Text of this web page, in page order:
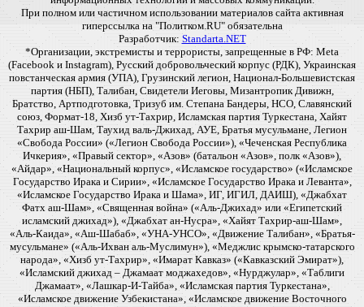
При полном или частичном использовании материалов сайта активная
гиперссылка на "Политком.RU" обязательна
Разработчик: Standarta.NET
*Организации, экстремисты и террористы, запрещенные в РФ: Meta
(Facebook и Instagram), Русский добровольческий корпус (РДК), Украинская
повстанческая армия (УПА), Грузинский легион, Национал-Большевистская
партия (НБП), Талибан, Свидетели Иеговы, Мизантропик Дивижн,
Братство, Артподготовка, Тризуб им. Степана Бандеры, НСО, Славянский
союз, Формат-18, Хизб ут-Тахрир, Исламская партия Туркестана, Хайят
Тахрир аш-Шам, Таухид валь-Джихад, АУЕ, Братья мусульмане, Легион
«Свобода России» («Легион Свобода России»), «Чеченская Республика
Ичкерия», «Правый сектор», «Азов» (батальон «Азов», полк «Азов»),
«Айдар», «Национальный корпус», «Исламское государство» («Исламское
Государство Ирака и Сирии», «Исламское Государство Ирака и Леванта»,
«Исламское Государство Ирака и Шама», ИГ, ИГИЛ, ДАИШ), «Джабхат
Фатх аш-Шам», «Священная война» («Аль-Джихад» или «Египетский
исламский джихад»), «Джабхат ан-Нусра», «Хайят Тахрир-аш-Шам»,
«Аль-Каида», «Аш-Шабаб», «УНА-УНСО», «Движение Талибан», «Братья-
мусульмане» («Аль-Ихван аль-Муслимун»), «Меджлис крымско-татарского
народа», «Хизб ут-Тахрир», «Имарат Кавказ» («Кавказский Эмират»),
«Исламский джихад – Джамаат моджахедов», «Нурджулар», «Таблиги
Джамаат», «Лашкар-И-Тайба», «Исламская партия Туркестана»,
«Исламское движение Узбекистана», «Исламское движение Восточного